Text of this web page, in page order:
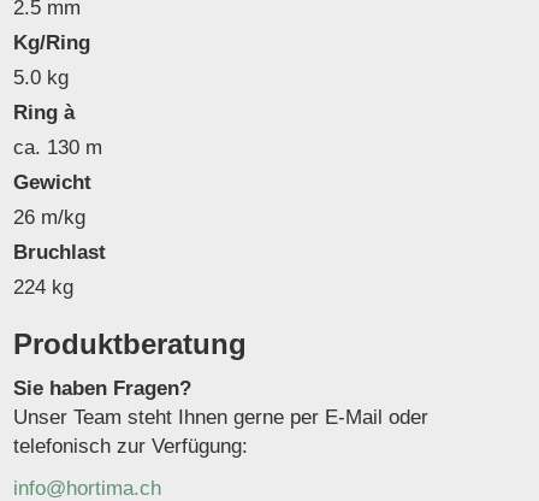
2.5 mm
Kg/Ring
5.0 kg
Ring à
ca. 130 m
Gewicht
26 m/kg
Bruchlast
224 kg
Produktberatung
Sie haben Fragen?
Unser Team steht Ihnen gerne per E-Mail oder
telefonisch zur Verfügung:
info@hortima.ch